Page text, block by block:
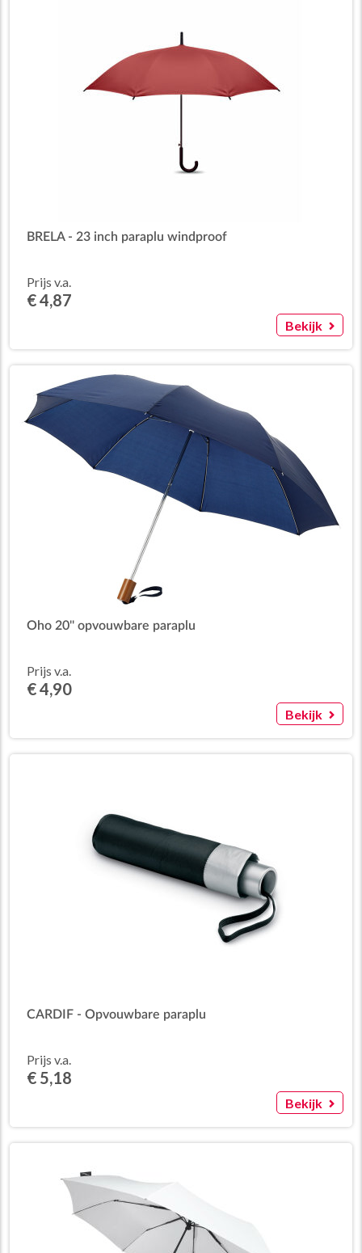
BRELA - 23 inch paraplu windproof
Prijs v.a.
€ 4,87
Bekijk
Oho 20'' opvouwbare paraplu
Prijs v.a.
€ 4,90
Bekijk
CARDIF - Opvouwbare paraplu
Prijs v.a.
€ 5,18
Bekijk